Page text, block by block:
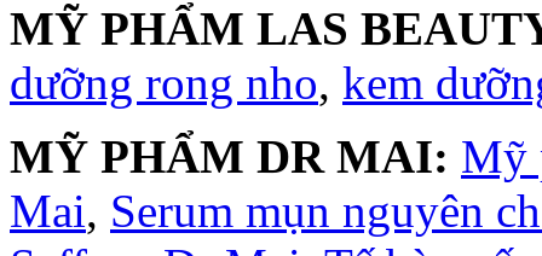
MỸ PHẨM LAS
dưỡng rong nho, kem
MỸ PHẨM DR MAI: Mỹ
Mai, Serum mụn nguyên